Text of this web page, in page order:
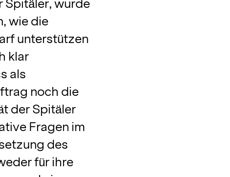
Spitäler, wurde
wie die
unterstützen
klar
als
noch die
der Spitäler
Fragen im
des
für ihre